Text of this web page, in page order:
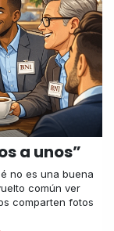
a unos”
no es una buena
común ver
comparten fotos